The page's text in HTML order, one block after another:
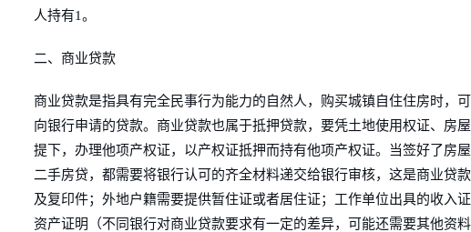
人持有1。
二、商业贷款
商业贷款是指具有完全民事行为能力的自然人，购买城镇自住住房时，
向银行申请的贷款。商业贷款也属于抵押贷款，要凭土地使用权证、房
提下，办理他项产权证，以产权证抵押而持有他项产权证。当签好了房
二手房贷，都需要将银行认可的齐全材料递交给银行审核，这是商业贷
及复印件；外地户籍需要提供暂住证或者居住证；工作单位出具的收入
资产证明（不同银行对商业贷款要求有一定的差异，可能还需要其他资